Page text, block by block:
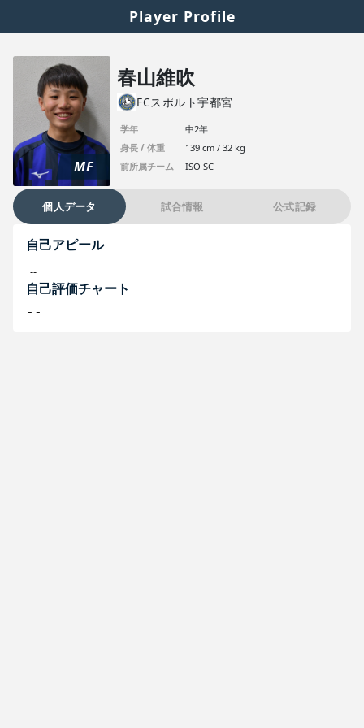
Player Profile
MF
春山維吹
FCスポルト宇都宮
学年
中2年
身長 / 体重
139 cm / 32 kg
前所属チーム
ISO SC
個人データ 試合情報 公式記録
自己アピール
--
自己評価チャート
--